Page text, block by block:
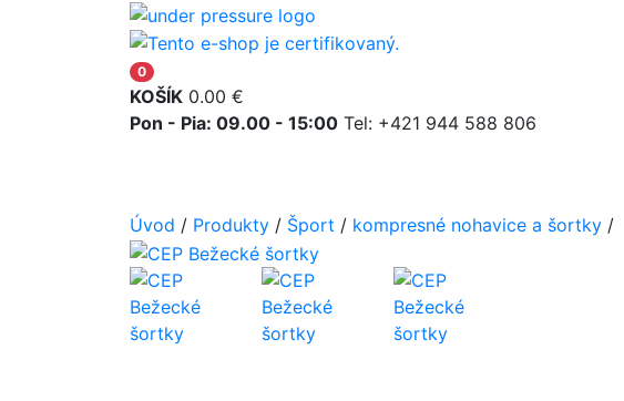
0
KOŠÍK 0.00 €
Pon - Pia: 09.00 - 15:00 Tel: +421 944 588 806
Úvod / Produkty / Šport / kompresné nohavice a šortky /